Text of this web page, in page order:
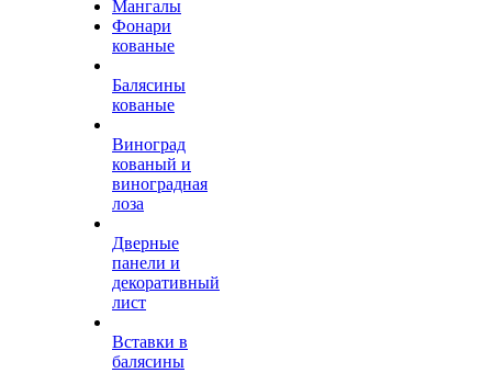
Мангалы
Фонари
кованые
Балясины
кованые
Виноград
кованый и
виноградная
лоза
Дверные
панели и
декоративный
лист
Вставки в
балясины